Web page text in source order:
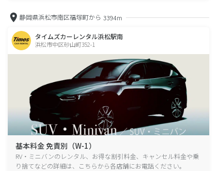
静岡県浜松市南区福塚町から 3394m
タイムズカーレンタル浜松駅南
浜松市中区砂山町352-1
基本料金 免責別（W-1）
RV・ミニバンのレンタル、お得な割引料金、キャンセル料金や乗
り捨てなどの詳細は、こちらから各店舗にお電話ください。